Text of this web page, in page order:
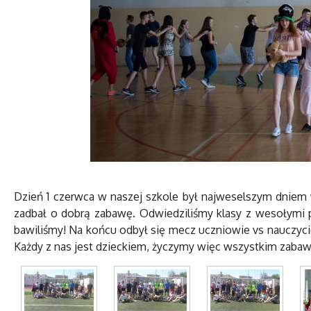
Dzień 1 czerwca w naszej szkole był najweselszym
zadbał o dobrą zabawę. Odwiedziliśmy klasy z
bawiliśmy! Na końcu odbył się mecz uczniowie vs
Każdy z nas jest dzieckiem, życzymy więc wszystkim